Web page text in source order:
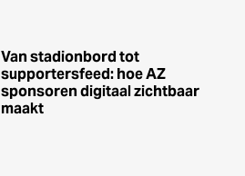
Van stadionbord tot
supportersfeed: hoe AZ
sponsoren digitaal zichtbaar
maakt